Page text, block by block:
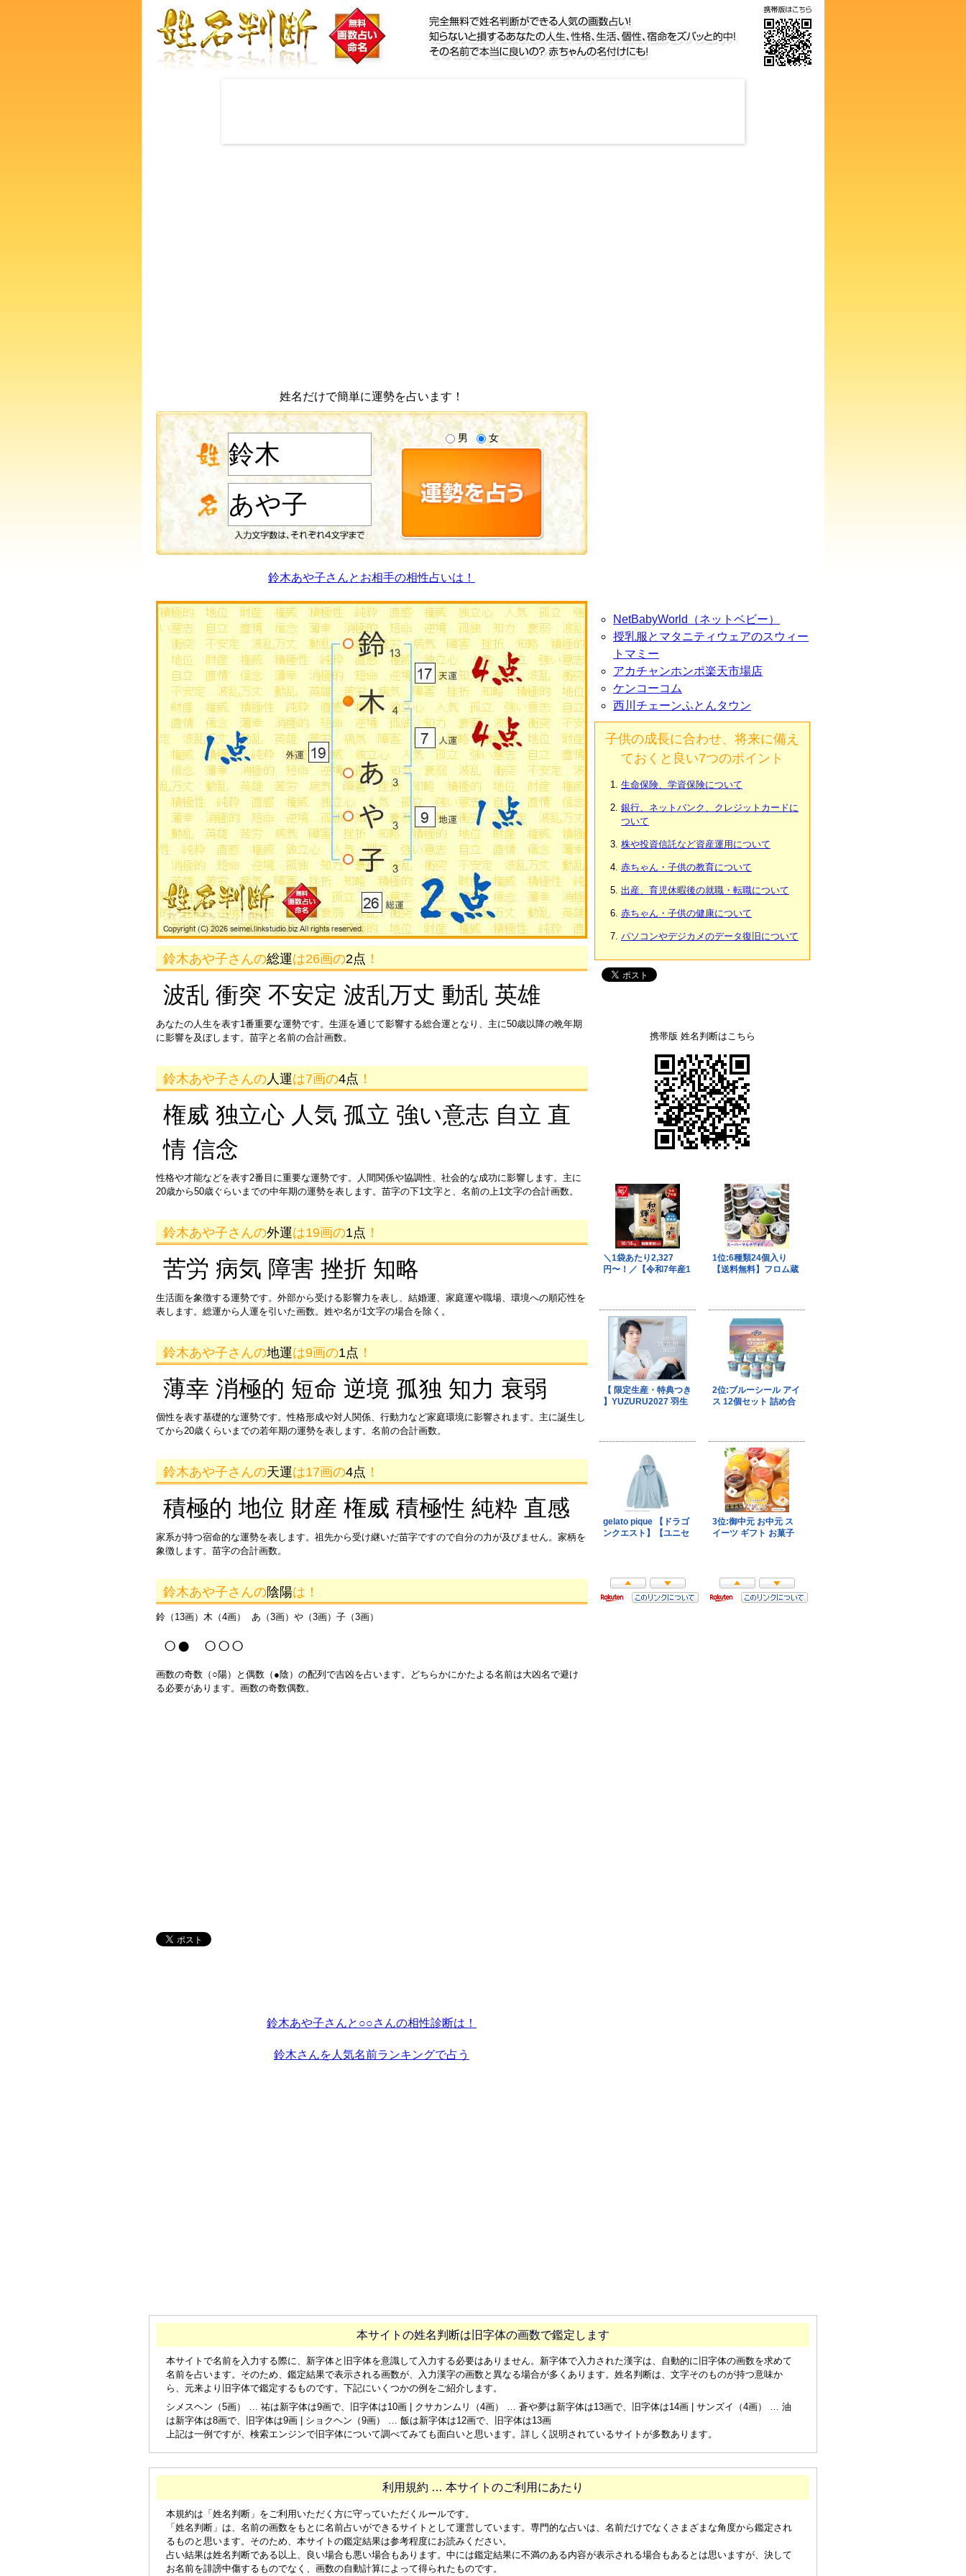
姓名だけで簡単に運勢を占います！
男 女
鈴木あや子さんとお相手の相性占いは！
鈴木あや子さんの総運は26画の2点 ！
波乱 衝突 不安定 波乱万丈 動乱 英雄
あなたの人生を表す1番重要な運勢です。生涯を通じて影響する総合運となり、主に50歳以降の晩年期
に影響を及ぼします。苗字と名前の合計画数。
鈴木あや子さんの 人運は7画の4点 ！
権威 独立心 人気 孤立 強い意志 自立 直
情 信念
性格や才能などを表す2番目に重要な運勢です。人間関係や協調性、社会的な成功に影響します。主に
20歳から50歳ぐらいまでの中年期の運勢を表します。苗字の下1文字と、名前の上1文字の合計画数。
鈴木あや子さんの外運は19画の1点 ！
苦労 病気 障害 挫折 知略
生活面を象徴する運勢です。外部から受ける影響力を表し、結婚運、家庭運や職場、環境への順応性を
表します。総運から人運を引いた画数。姓や名が1文字の場合を除く。
鈴木あや子さんの地運は9画の1点 ！
薄幸 消極的 短命 逆境 孤独 知力 衰弱
個性を表す基礎的な運勢です。性格形成や対人関係、行動力など家庭環境に影響されます。主に誕生し
てから20歳くらいまでの若年期の運勢を表します。名前の合計画数。
鈴木あや子さんの天運は17画の4点 ！
積極的 地位 財産 権威 積極性 純粋 直感
家系が持つ宿命的な運勢を表します。祖先から受け継いだ苗字ですので自分の力が及びません。家柄を
象徴します。苗字の合計画数。
鈴木あや子さんの陰陽は！
鈴（13画）木（4画） あ（3画）や（3画）子（3画）
○● ○○○
画数の奇数（○陽）と偶数（●陰）の配列で吉凶を占います。どちらかにかたよる名前は大凶名で避け
る必要があります。画数の奇数偶数。
鈴木あや子さんと○○さんの相性診断は！
鈴木さんを人気名前ランキングで占う
NetBabyWorld（ネットベビー）
授乳服とマタニティウェアのスウィー
トマミー
アカチャンホンポ楽天市場店
ケンコーコム
西川チェーンふとんタウン
子供の成長に合わせ、将来に備え
ておくと良い7つのポイント
生命保険、学資保険について
銀行、ネットバンク、クレジットカードに
ついて
株や投資信託など資産運用について
赤ちゃん・子供の教育について
出産、育児休暇後の就職・転職について
赤ちゃん・子供の健康について
パソコンやデジカメのデータ復旧について
携帯版 姓名判断はこちら
本サイトの姓名判断は旧字体の画数で鑑定します
本サイトで名前を入力する際に、新字体と旧字体を意識して入力する必要はありません。新字体で入力された漢字は、自動的に旧字体の画数を求めて
名前を占います。そのため、鑑定結果で表示される画数が、入力漢字の画数と異なる場合が多くあります。姓名判断は、文字そのものが持つ意味か
ら、元来より旧字体で鑑定するものです。下記にいくつかの例をご紹介します。
シメスヘン（5画） … 祐は新字体は9画で、旧字体は10画 | クサカンムリ（4画） … 蒼や夢は新字体は13画で、旧字体は14画 | サンズイ（4画） … 油
は新字体は8画で、旧字体は9画 | ショクヘン（9画） … 飯は新字体は12画で、旧字体は13画
上記は一例ですが、検索エンジンで旧字体について調べてみても面白いと思います。詳しく説明されているサイトが多数あります。
利用規約 … 本サイトのご利用にあたり
本規約は「姓名判断」をご利用いただく方に守っていただくルールです。
「姓名判断」は、名前の画数をもとに名前占いができるサイトとして運営しています。専門的な占いは、名前だけでなくさまざまな角度から鑑定され
るものと思います。そのため、本サイトの鑑定結果は参考程度にお読みください。
占い結果は姓名判断である以上、良い場合も悪い場合もあります。中には鑑定結果に不満のある内容が表示される場合もあるとは思いますが、決して
お名前を誹謗中傷するものでなく、画数の自動計算によって得られたものです。